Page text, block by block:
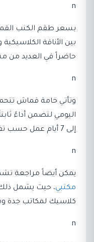
n
بسعر طقم الكنب
بين الأناقة
حاضراً في العديد من
n
وتأتي خامة قماش
إلى 7 أيام عمل حسب تفاصيل الطلب.
n
يمكن أيضاً مراجعة
مكتبي، حيث يشمل
كلاسيك لمكاتب جدة
n